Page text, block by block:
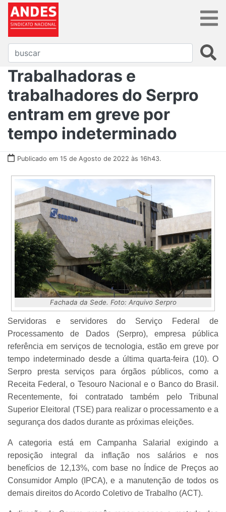
Trabalhadoras e
trabalhadores do Serpro
entram em greve por
tempo indeterminado
Publicado em 15 de Agosto de 2022 às 16h43.
Fachada da Sede. Foto: Arquivo Serpro
Servidoras e servidores do Serviço Federal de
Processamento de Dados (Serpro), empresa pública
referência em serviços de tecnologia, estão em greve por
tempo indeterminado desde a última quarta-feira (10). O
Serpro presta serviços para órgãos públicos, como a
Receita Federal, o Tesouro Nacional e o Banco do Brasil.
Recentemente, foi contratado também pelo Tribunal
Superior Eleitoral (TSE) para realizar o processamento e a
segurança dos dados durante as próximas eleições.
A categoria está em Campanha Salarial exigindo a
reposição integral da inflação nos salários e nos
benefícios de 12,13%, com base no Índice de Preços ao
Consumidor Amplo (IPCA), e a manutenção de todos os
demais direitos do Acordo Coletivo de Trabalho (ACT).